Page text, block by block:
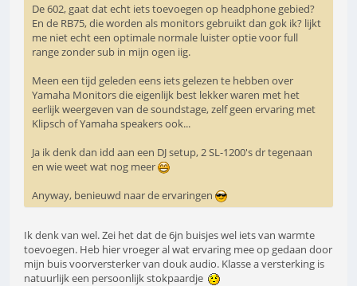
De 602, gaat dat echt iets toevoegen op headphone gebied?
En de RB75, die worden als monitors gebruikt dan gok ik? lijkt
me niet echt een optimale normale luister optie voor full
range zonder sub in mijn ogen iig.
Meen een tijd geleden eens iets gelezen te hebben over
Yamaha Monitors die eigenlijk best lekker waren met het
eerlijk weergeven van de soundstage, zelf geen ervaring met
Klipsch of Yamaha speakers ook...
Ja ik denk dan idd aan een DJ setup, 2 SL-1200's dr tegenaan
en wie weet wat nog meer
Anyway, benieuwd naar de ervaringen
Ik denk van wel. Zei het dat de 6jn buisjes wel iets van warmte
toevoegen. Heb hier vroeger al wat ervaring mee op gedaan door
mijn buis voorversterker van douk audio. Klasse a versterking is
natuurlijk een persoonlijk stokpaardje